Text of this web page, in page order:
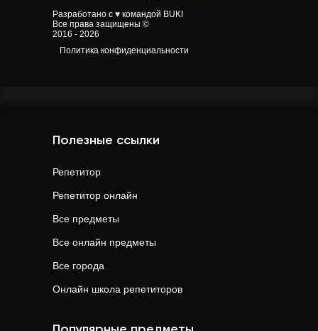
Разработано с ♥ командой BUKI
Все права защищены ©
2016 - 2026
Политика конфиденциальности
Полезные ссылки
Репетитор
Репетитор онлайн
Все предметы
Все онлайн предметы
Все города
Онлайн школа репетиторов